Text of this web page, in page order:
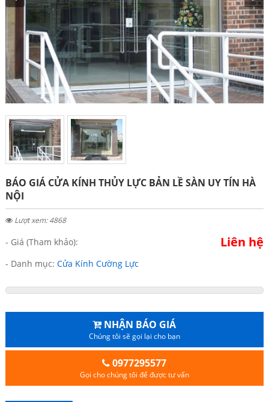
BÁO GIÁ CỬA KÍNH THỦY LỰC BẢN LỀ SÀN UY TÍN HÀ
NỘI
Lượt xem: 4868
- Giá (Tham khảo): Liên hệ
- Danh mục: Cửa Kính Cường Lực
NHẬN BÁO GIÁ
Chúng tôi sẽ gọi lại cho bạn
0977295577
Gọi cho chúng tôi để được tư vấn